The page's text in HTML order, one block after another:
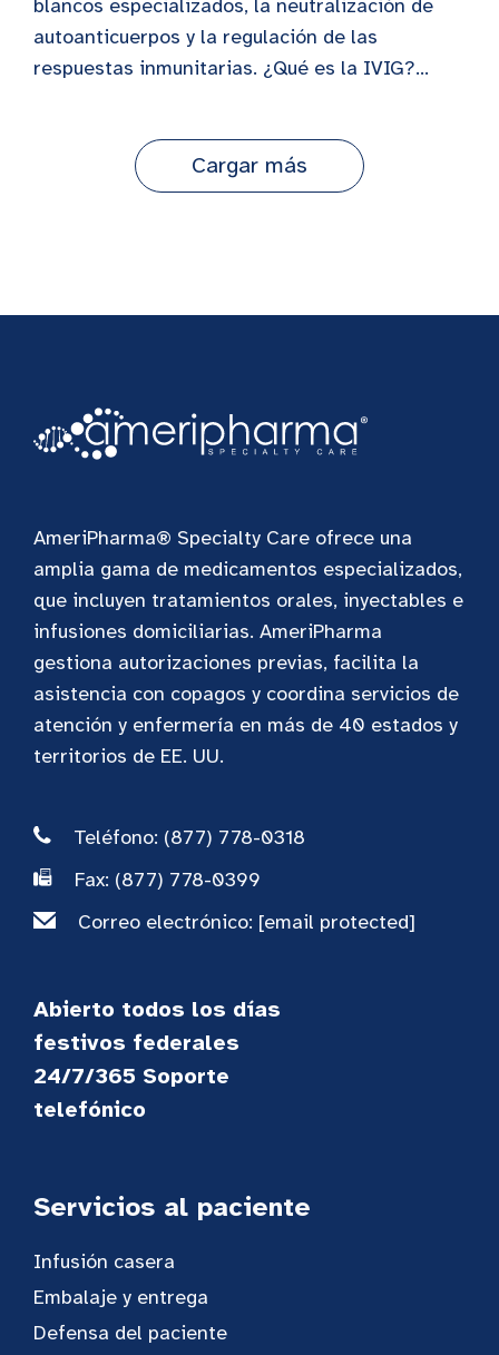
blancos especializados, la neutralización de
autoanticuerpos y la regulación de las
respuestas inmunitarias. ¿Qué es la IVIG?...
Cargar más
AmeriPharma® Specialty Care ofrece una
amplia gama de medicamentos especializados,
que incluyen tratamientos orales, inyectables e
infusiones domiciliarias. AmeriPharma
gestiona autorizaciones previas, facilita la
asistencia con copagos y coordina servicios de
atención y enfermería en más de 40 estados y
territorios de EE. UU.
Teléfono: (877) 778-0318
Fax: (877) 778-0399
Correo electrónico: [email protected]
Abierto todos los días
festivos federales
24/7/365 Soporte
telefónico
Servicios al paciente
Infusión casera
Embalaje y entrega
Defensa del paciente